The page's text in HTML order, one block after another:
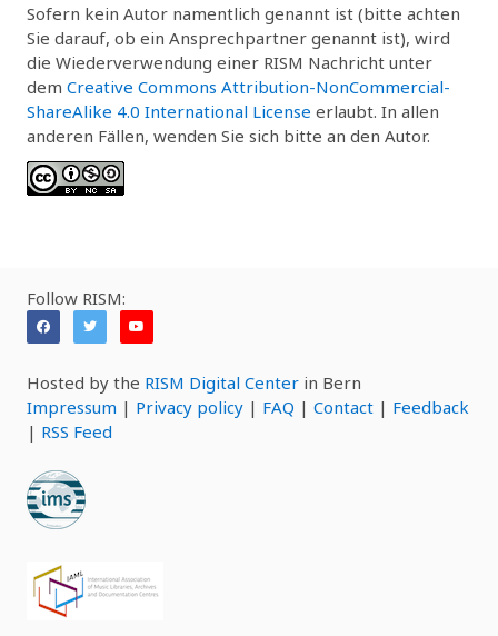
Sofern kein Autor namentlich genannt ist (bitte achten
Sie darauf, ob ein Ansprechpartner genannt ist), wird
die Wiederverwendung einer RISM Nachricht unter
dem Creative Commons Attribution-NonCommercial-
ShareAlike 4.0 International License erlaubt. In allen
anderen Fällen, wenden Sie sich bitte an den Autor.
Follow RISM:
Hosted by the RISM Digital Center in Bern
Impressum | Privacy policy | FAQ | Contact | Feedback
| RSS Feed